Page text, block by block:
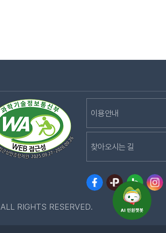
이용안내
찾아오시는 길
RIGHTS RESERVED.